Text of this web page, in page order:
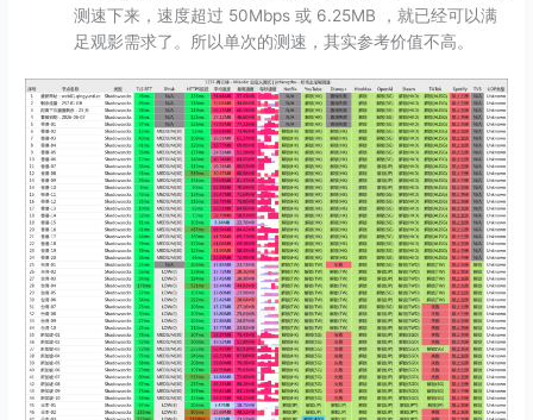
测速下来，速度超过 50Mbps 或 6.25MB ，就已经可以满
足观影需求了。所以单次的测速，其实参考价值不高。